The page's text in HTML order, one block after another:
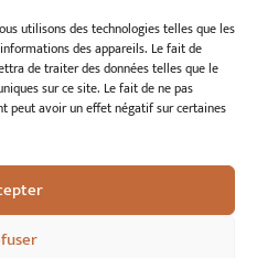
utilisons des technologies telles que les
des appareils. Le fait de
de traiter des données telles que le
sur ce site. Le fait de ne pas
peut avoir un effet négatif sur certaines
Adhérer à l’association
Politique de
confidentialité
Politique de cookies
Mentions légales
Espace éditeur